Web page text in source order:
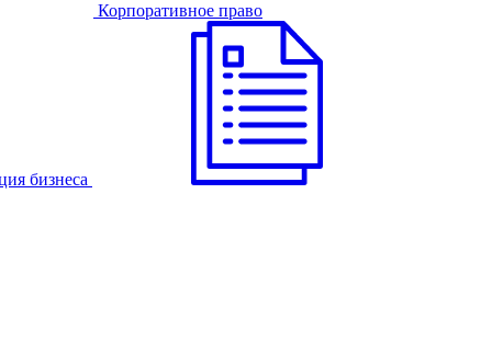
Корпоративное право
бизнеса